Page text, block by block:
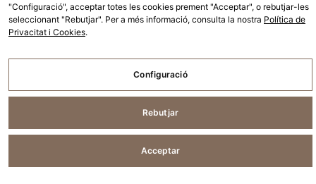
Català
"Configuració", acceptar totes les cookies prement "Acceptar", o rebutjar-les
seleccionant "Rebutjar". Per a més informació, consulta la nostra Política de
Privacitat i Cookies.
Configuració
Rebutjar
Acceptar